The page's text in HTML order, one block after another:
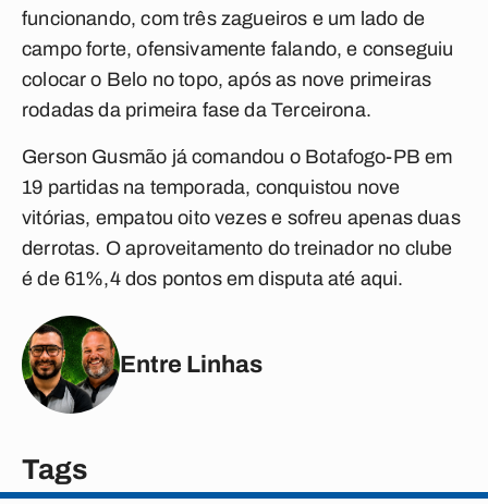
funcionando, com três zagueiros e um lado de
campo forte, ofensivamente falando, e conseguiu
colocar o Belo no topo, após as nove primeiras
rodadas da primeira fase da Terceirona.
Gerson Gusmão já comandou o Botafogo-PB em
19 partidas na temporada, conquistou nove
vitórias, empatou oito vezes e sofreu apenas duas
derrotas. O aproveitamento do treinador no clube
é de 61%,4 dos pontos em disputa até aqui.
Entre Linhas
Tags